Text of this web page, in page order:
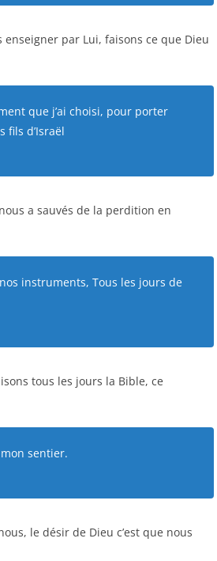
par Lui, faisons ce que Dieu
que j’ai choisi, pour porter
fils d’Israël
a sauvés de la perdition en
instruments, Tous les jours de
tous les jours la Bible, ce
sentier.
le désir de Dieu c’est que nous